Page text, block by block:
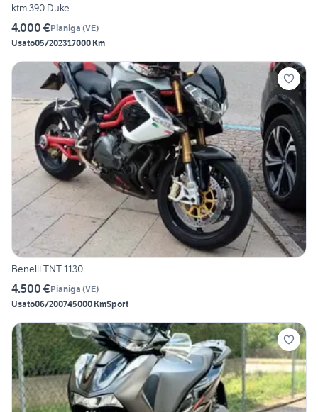
ktm 390 Duke
4.000 €Pianiga (VE)
Usato05/202317000 Km
Benelli TNT 1130
4.500 €Pianiga (VE)
Usato06/200745000 KmSport